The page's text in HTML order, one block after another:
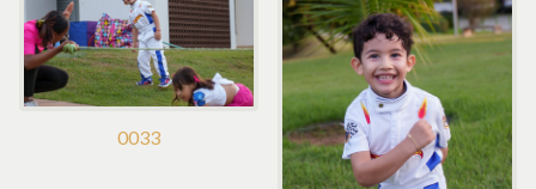
0033